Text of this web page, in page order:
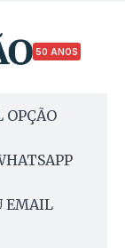
50 ANOS
OPÇÃO
EMAIL